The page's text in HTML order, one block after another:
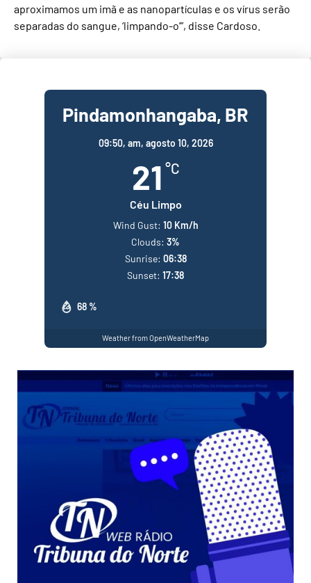
aproximamos um imã e as nanopartículas e os vírus serão
separadas do sangue, ‘limpando-o’”, disse Cardoso.
Pindamonhangaba, BR
09:50, am, agosto 10, 2026
21 °C
Céu Limpo
68 %
Wind Gust: 10 Km/h
Clouds: 3%
Sunrise: 06:38
Sunset: 17:38
Weather from OpenWeatherMap